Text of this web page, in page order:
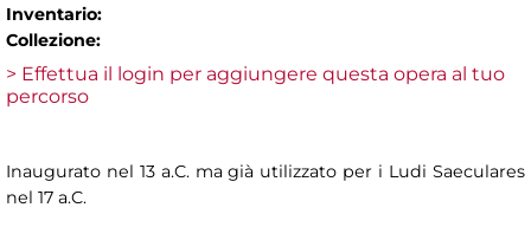
Inventario:
Collezione:
> Effettua il login per aggiungere questa opera al tuo
percorso
Inaugurato nel 13 a.C. ma già utilizzato per i Ludi Saeculares
nel 17 a.C.